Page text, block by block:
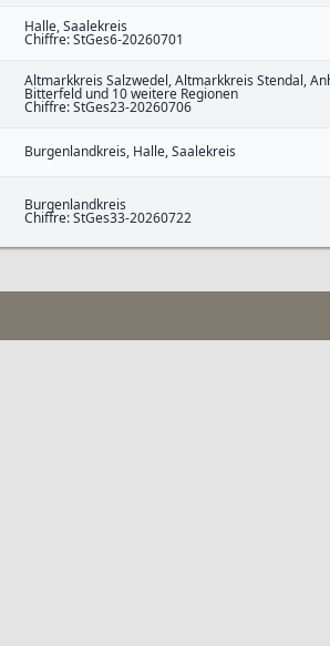
Halle, Saalekreis
Chiffre: StGes6-20260701
Altmarkkreis Salzwedel, Altmarkkreis Stendal,
Bitterfeld und 10 weitere Regionen
Chiffre: StGes23-20260706
Burgenlandkreis, Halle, Saalekreis
Burgenlandkreis
Chiffre: StGes33-20260722